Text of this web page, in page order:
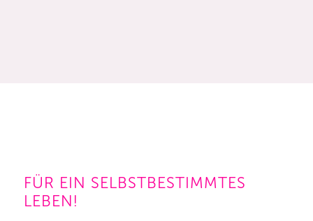
FÜR EIN SELBSTBESTIMMTES
LEBEN!